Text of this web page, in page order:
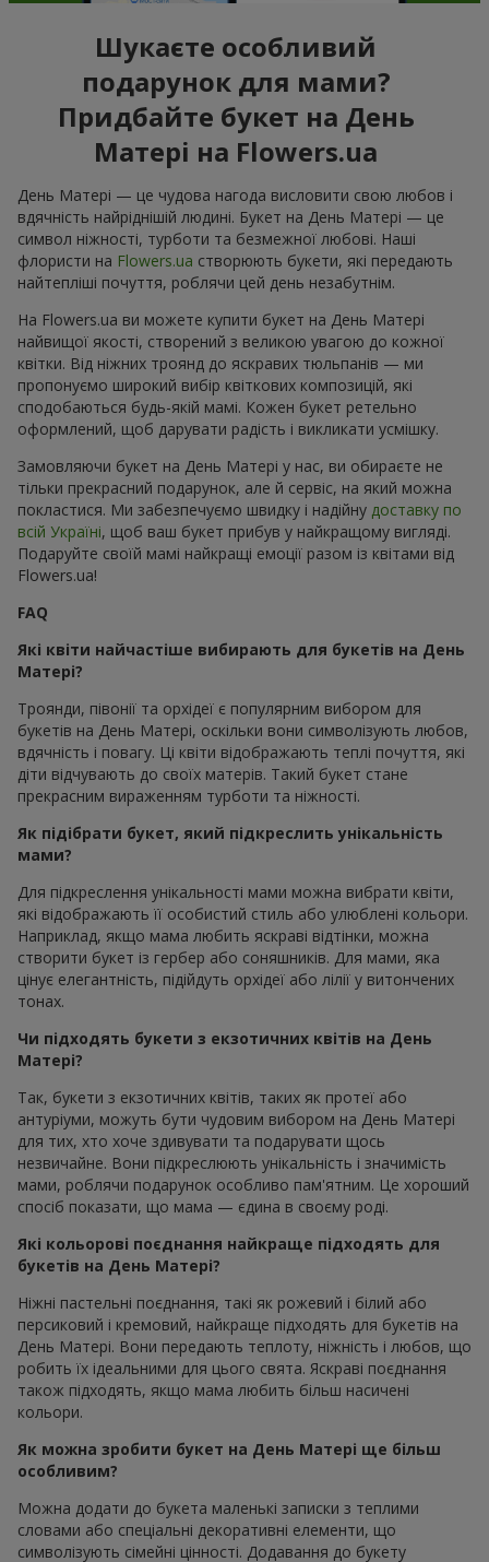
Шукаєте особливий
подарунок для мами?
Придбайте букет на День
Матері на Flowers.ua
День Матері — це чудова нагода висловити свою любов і
вдячність найріднішій людині. Букет на День Матері — це
символ ніжності, турботи та безмежної любові. Наші
флористи на Flowers.ua створюють букети, які передають
найтепліші почуття, роблячи цей день незабутнім.
На Flowers.ua ви можете купити букет на День Матері
найвищої якості, створений з великою увагою до кожної
квітки. Від ніжних троянд до яскравих тюльпанів — ми
пропонуємо широкий вибір квіткових композицій, які
сподобаються будь-якій мамі. Кожен букет ретельно
оформлений, щоб дарувати радість і викликати усмішку.
Замовляючи букет на День Матері у нас, ви обираєте не
тільки прекрасний подарунок, але й сервіс, на який можна
покластися. Ми забезпечуємо швидку і надійну доставку по
всій Україні, щоб ваш букет прибув у найкращому вигляді.
Подаруйте своїй мамі найкращі емоції разом із квітами від
Flowers.ua!
FAQ
Які квіти найчастіше вибирають для букетів на День
Матері?
Троянди, півонії та орхідеї є популярним вибором для
букетів на День Матері, оскільки вони символізують любов,
вдячність і повагу. Ці квіти відображають теплі почуття, які
діти відчувають до своїх матерів. Такий букет стане
прекрасним вираженням турботи та ніжності.
Як підібрати букет, який підкреслить унікальність
мами?
Для підкреслення унікальності мами можна вибрати квіти,
які відображають її особистий стиль або улюблені кольори.
Наприклад, якщо мама любить яскраві відтінки, можна
створити букет із гербер або соняшників. Для мами, яка
цінує елегантність, підійдуть орхідеї або лілії у витончених
тонах.
Чи підходять букети з екзотичних квітів на День
Матері?
Так, букети з екзотичних квітів, таких як протеї або
антуріуми, можуть бути чудовим вибором на День Матері
для тих, хто хоче здивувати та подарувати щось
незвичайне. Вони підкреслюють унікальність і значимість
мами, роблячи подарунок особливо пам'ятним. Це хороший
спосіб показати, що мама — єдина в своєму роді.
Які кольорові поєднання найкраще підходять для
букетів на День Матері?
Ніжні пастельні поєднання, такі як рожевий і білий або
персиковий і кремовий, найкраще підходять для букетів на
День Матері. Вони передають теплоту, ніжність і любов, що
робить їх ідеальними для цього свята. Яскраві поєднання
також підходять, якщо мама любить більш насичені
кольори.
Як можна зробити букет на День Матері ще більш
особливим?
Можна додати до букета маленькі записки з теплими
словами або спеціальні декоративні елементи, що
символізують сімейні цінності. Додавання до букету